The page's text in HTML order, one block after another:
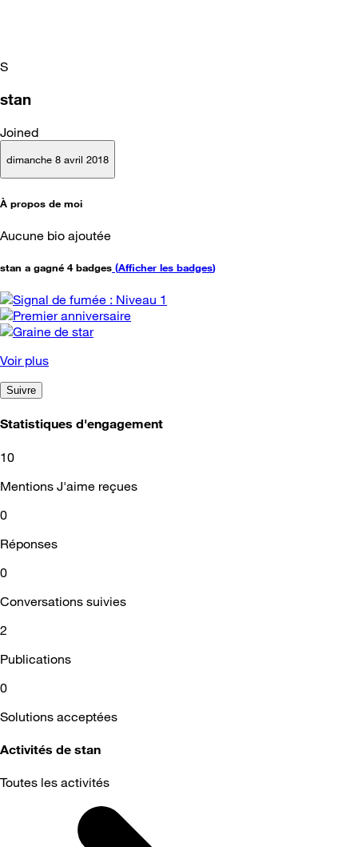
S
stan
Joined
dimanche 8 avril 2018
À propos de moi
Aucune bio ajoutée
stan a gagné 4 badges (Afficher les badges)
Voir plus
Suivre
Statistiques d'engagement
10
Mentions J'aime reçues
0
Réponses
0
Conversations suivies
2
Publications
0
Solutions acceptées
Activités de stan
Toutes les activités